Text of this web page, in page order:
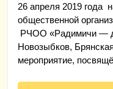
26 апреля 2019 года
общественной
РЧОО «Радимичи —
Новозыбков,
мероприятие,